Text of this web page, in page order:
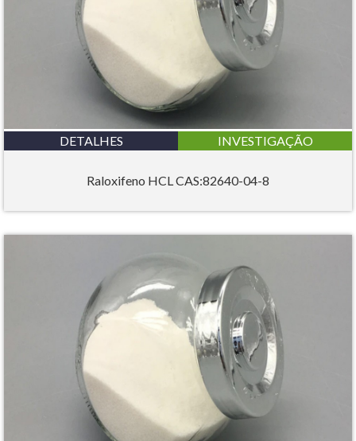
DETALHES INVESTIGAÇÃO
Raloxifeno HCL CAS:82640-04-8